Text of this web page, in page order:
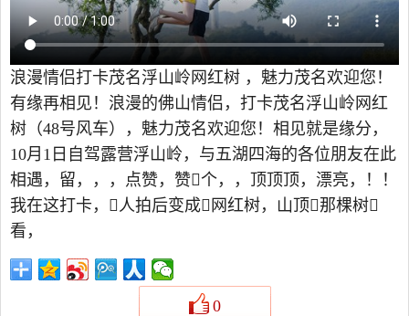
浪漫情侣打卡茂名浮山岭网红树 ，魅力茂名欢迎您！
有缘再相见！浪漫的佛山情侣，打卡茂名浮山岭网红
树（48号风车），魅力茂名欢迎您！相见就是缘分，
10月1日自驾露营浮山岭，与五湖四海的各位朋友在此
相遇，留，，，点赞，赞个，，顶顶顶，漂亮，！！
我在这打卡，人拍后变成网红树，山顶那棵树
看，
0